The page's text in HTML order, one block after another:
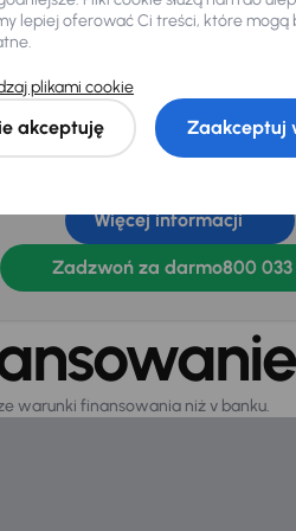
jeszcze więcej
Więcej informacji
Zadzwoń za darmo800
warunki finansowania niż v banku.
lepiej oferować Ci treści, które mogą
plikami cookie
akceptuję Zaakceptuj